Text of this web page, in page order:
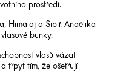
prostředí.
Himálaj a Sibiř. Andělika
bunky.
vlasů vázat
třpyt tím, že ošetřují